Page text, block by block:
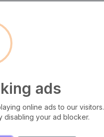
ads
online ads to our visitors.
disabling your ad blocker.